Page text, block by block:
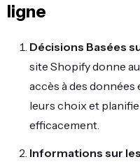
ligne
Décisions Basées
site Shopify donne
accès à des
leurs choix et
efficacement.
Informations sur